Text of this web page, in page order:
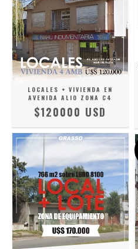
LOCALES + VIVIENDA EN
AVENIDA ALIO ZONA C4
$120000 USD